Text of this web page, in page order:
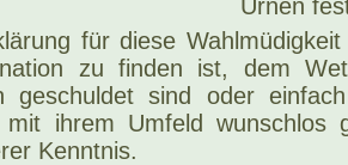
Urnen
für diese
zu finden ist, dem
geschuldet sind oder
mit ihrem Umfeld wunschlos
Kenntnis.